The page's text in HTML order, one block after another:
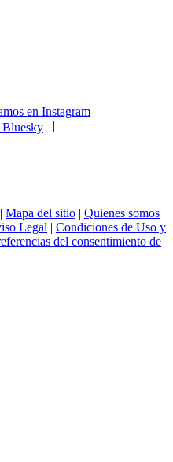
|
|
| Mapa del sitio | Quienes somos |
Legal | Condiciones de Uso y
del consentimiento de